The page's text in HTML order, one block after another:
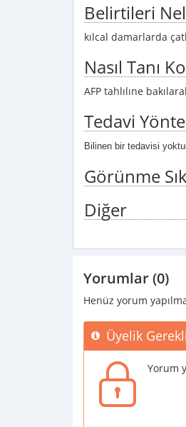
Belirtileri
kılcal damarlarda
Nasıl Tanı
AFP tahlılıne
Tedavi
Bilinen bir tedavisi
Görünme
Diğer
Yorumlar (0)
Henüz yorum
Üyelik Gerekli
Yorum